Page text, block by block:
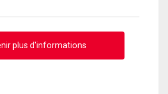
plus d'informations